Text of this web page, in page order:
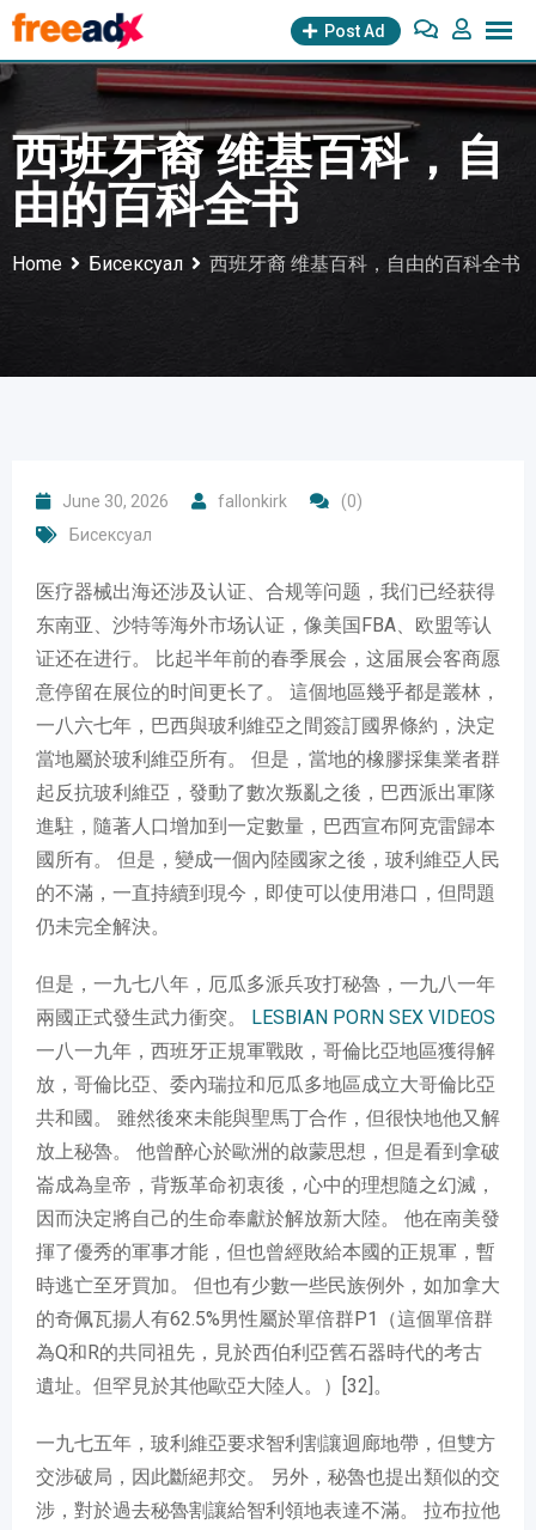
Skip
to
content
Post Ad
西班牙裔 维基百科，自
由的百科全书
Home Бисексуал 西班牙裔 维基百科，自由的百科全书
June 30, 2026 fallonkirk
(0)
Бисексуал
医疗器械出海还涉及认证、合规等问题，我们已经获得
东南亚、沙特等海外市场认证，像美国FBA、欧盟等认
证还在进行。 比起半年前的春季展会，这届展会客商愿
意停留在展位的时间更长了。 這個地區幾乎都是叢林，
一八六七年，巴西與玻利維亞之間簽訂國界條約，決定
當地屬於玻利維亞所有。 但是，當地的橡膠採集業者群
起反抗玻利維亞，發動了數次叛亂之後，巴西派出軍隊
進駐，隨著人口增加到一定數量，巴西宣布阿克雷歸本
國所有。 但是，變成一個內陸國家之後，玻利維亞人民
的不滿，一直持續到現今，即使可以使用港口，但問題
仍未完全解決。
但是，一九七八年，厄瓜多派兵攻打秘魯，一九八一年
兩國正式發生武力衝突。 LESBIAN PORN SEX VIDEOS
一八一九年，西班牙正規軍戰敗，哥倫比亞地區獲得解
放，哥倫比亞、委內瑞拉和厄瓜多地區成立大哥倫比亞
共和國。 雖然後來未能與聖馬丁合作，但很快地他又解
放上秘魯。 他曾醉心於歐洲的啟蒙思想，但是看到拿破
崙成為皇帝，背叛革命初衷後，心中的理想隨之幻滅，
因而決定將自己的生命奉獻於解放新大陸。 他在南美發
揮了優秀的軍事才能，但也曾經敗給本國的正規軍，暫
時逃亡至牙買加。 但也有少數一些民族例外，如加拿大
的奇佩瓦揚人有62.5%男性屬於單倍群P1（這個單倍群
為Q和R的共同祖先，見於西伯利亞舊石器時代的考古
遺址。但罕見於其他歐亞大陸人。）[32]。
一九七五年，玻利維亞要求智利割讓迴廊地帶，但雙方
交涉破局，因此斷絕邦交。 另外，秘魯也提出類似的交
涉，對於過去秘魯割讓給智利領地表達不滿。 拉布拉他